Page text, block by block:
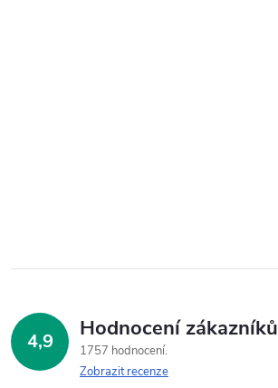
4,9 Hodnocení zákazníků
1757 hodnocení
Zobrazit recenze